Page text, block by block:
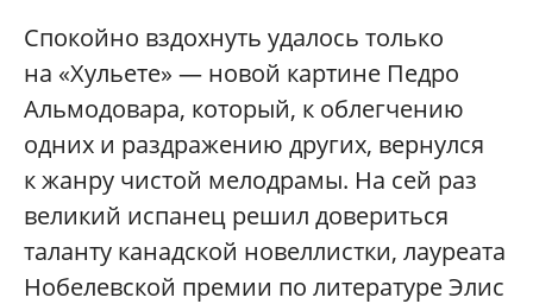
Спокойно вздохнуть удалось только
на «Хульете» — новой картине Педро
Альмодовара, который, к облегчению
одних и раздражению других, вернулся
к жанру чистой мелодрамы. На сей раз
великий испанец решил довериться
таланту канадской новеллистки, лауреата
Нобелевской премии по литературе Элис